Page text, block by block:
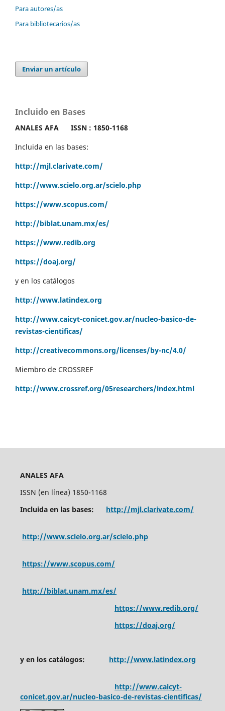
Para autores/as
Para bibliotecarios/as
Enviar un artículo
Incluido en Bases
ANALES AFA ISSN : 1850-1168
Incluida en las bases:
http://mjl.clarivate.com/
http://www.scielo.org.ar/scielo.php
https://www.scopus.com/
http://biblat.unam.mx/es/
https://www.redib.org
https://doaj.org/
y en los catálogos
http://www.latindex.org
http://www.caicyt-conicet.gov.ar/nucleo-basico-de-
revistas-cientificas/
http://creativecommons.org/licenses/by-nc/4.0/
Miembro de CROSSREF
http://www.crossref.org/05researchers/index.html
ANALES AFA
ISSN (en línea) 1850-1168
Incluida en las bases: http://mjl.clarivate.com/
http://www.scielo.org.ar/scielo.php
https://www.scopus.com/
http://biblat.unam.mx/es/
https://www.redib.org/
https://doaj.org/
y en los catálogos: http://www.latindex.org
http://www.caicyt-
conicet.gov.ar/nucleo-basico-de-revistas-cientificas/